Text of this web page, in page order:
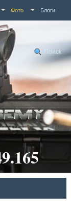
Фото Блоги
Поиск